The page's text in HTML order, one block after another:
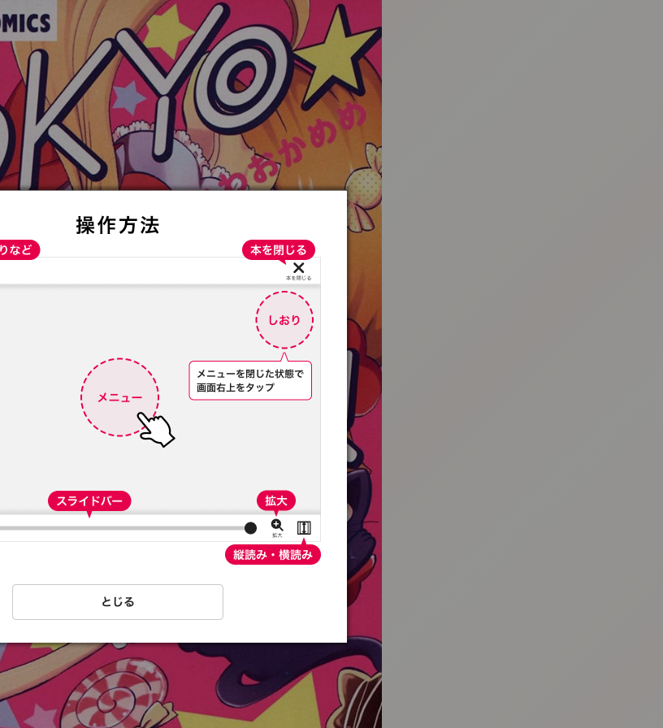
:692.15.692.26:t-vnqp.lunrzsdszk.vn.oi
:692.15.692.26:t-vnqp.lunrzsdszk.vn.oi